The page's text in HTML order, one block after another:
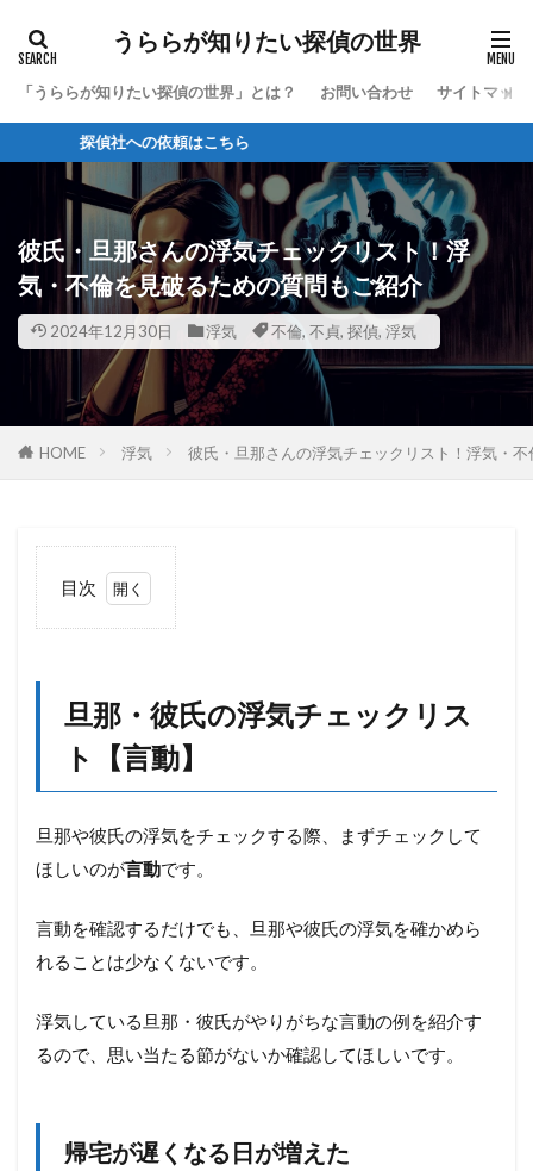
うららが知りたい探偵の世界
「うららが知りたい探偵の世界」とは？ お問い合わせ サイトマップ
偵社への依頼はこちら
彼氏・旦那さんの浮気チェックリスト！浮
気・不倫を見破るための質問もご紹介
2024年12月30日 浮気 不倫, 不貞, 探偵, 浮気
HOME 浮気 彼氏・旦那さんの浮気チェックリスト！浮気・
目次
の浮
ェッ
【言
動】
が遅
くな
えた
1.2
人で
外出
旦那・彼氏の浮気チェックリス
ト【言動】
旦那や彼氏の浮気をチェックする際、まずチェックして
ほしいのが言動です。
言動を確認するだけでも、旦那や彼氏の浮気を確かめら
れることは少なくないです。
浮気している旦那・彼氏がやりがちな言動の例を紹介す
るので、思い当たる節がないか確認してほしいです。
帰宅が遅くなる日が増えた